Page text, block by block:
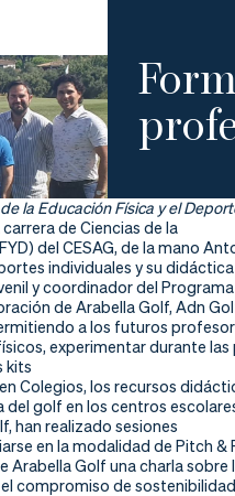
la Educación Física y el
de Ciencias de la
del CESAG, de la mano
individuales y su didáctica
y coordinador del
de Arabella Golf, Adn
a los futuros
experimentar durante las
kits
Colegios, los recursos
golf en los centros
han realizado sesiones
en la modalidad de Pitch &
Arabella Golf una charla sobre
compromiso de